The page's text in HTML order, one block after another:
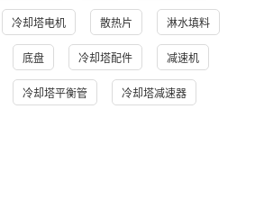
冷却塔电机 散热片 淋水填料
底盘 冷却塔配件 减速机
冷却塔平衡管 冷却塔减速器